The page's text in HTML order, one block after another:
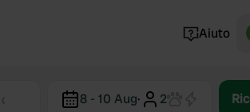
Portogallo
Aiuto
8 - 10 Aug· 2